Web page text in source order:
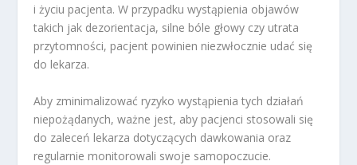
i życiu pacjenta. W przypadku wystąpienia objawów
takich jak dezorientacja, silne bóle głowy czy utrata
przytomności, pacjent powinien niezwłocznie udać się
do lekarza.
Aby zminimalizować ryzyko wystąpienia tych działań
niepożądanych, ważne jest, aby pacjenci stosowali się
do zaleceń lekarza dotyczących dawkowania oraz
regularnie monitorowali swoje samopoczucie.